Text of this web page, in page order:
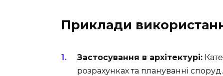
Приклади
Застосування в архітектурі:
розрахунках та плануванні